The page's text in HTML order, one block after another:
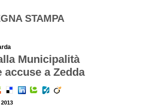
STAMPA
Municipalità
accuse a Zedda